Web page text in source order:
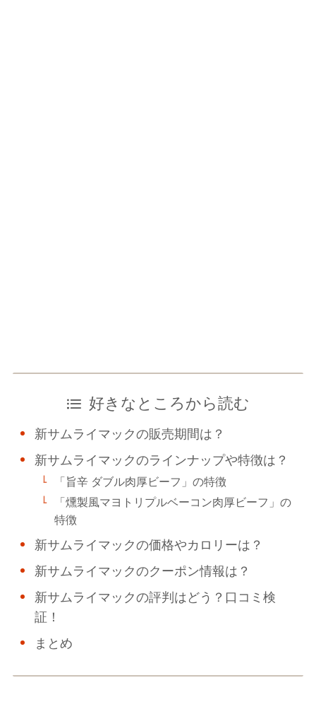
好きなところから読む
新サムライマックの販売期間は？
新サムライマックのラインナップや特徴は？
「旨辛 ダブル肉厚ビーフ」の特徴
「燻製風マヨトリプルベーコン肉厚ビーフ」の
特徴
新サムライマックの価格やカロリーは？
新サムライマックのクーポン情報は？
新サムライマックの評判はどう？口コミ検
証！
まとめ